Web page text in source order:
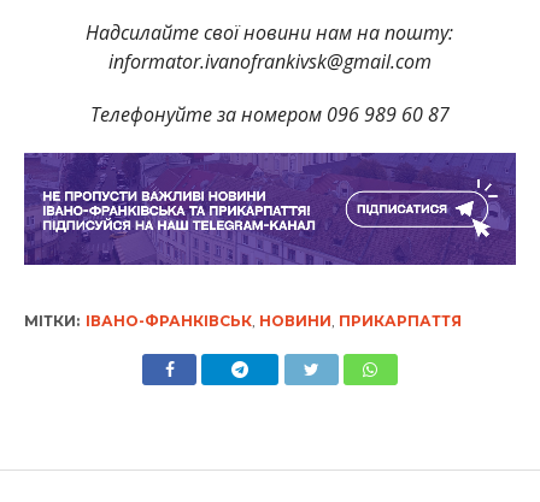
Надсилайте свої новини нам на пошту:
informator.ivanofrankivsk@gmail.com
Телефонуйте за номером 096 989 60 87
МІТКИ: ІВАНО-ФРАНКІВСЬК, НОВИНИ, ПРИКАРПАТТЯ